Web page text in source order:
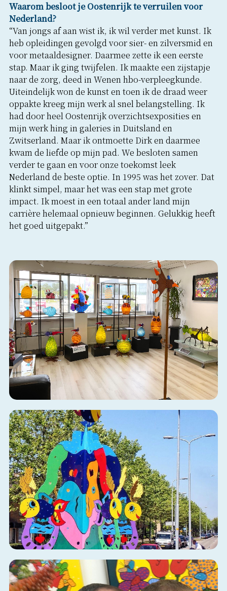
Waarom besloot je Oostenrijk te verruilen voor
Nederland?
“Van jongs af aan wist ik, ik wil verder met kunst. Ik
heb opleidingen gevolgd voor sier- en zilversmid en
voor metaaldesigner. Daarmee zette ik een eerste
stap. Maar ik ging twijfelen. Ik maakte een zijstapje
naar de zorg, deed in Wenen hbo-verpleegkunde.
Uiteindelijk won de kunst en toen ik de draad weer
oppakte kreeg mijn werk al snel belangstelling. Ik
had door heel Oostenrijk overzichtsexposities en
mijn werk hing in galeries in Duitsland en
Zwitserland. Maar ik ontmoette Dirk en daarmee
kwam de liefde op mijn pad. We besloten samen
verder te gaan en voor onze toekomst leek
Nederland de beste optie. In 1995 was het zover. Dat
klinkt simpel, maar het was een stap met grote
impact. Ik moest in een totaal ander land mijn
carrière helemaal opnieuw beginnen. Gelukkig heeft
het goed uitgepakt.”